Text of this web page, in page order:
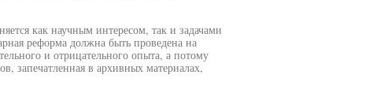
как научным интересом, так и задачами
реформа должна быть проведена на
и отрицательного опыта, а потому
запечатленная в архивных материалах,